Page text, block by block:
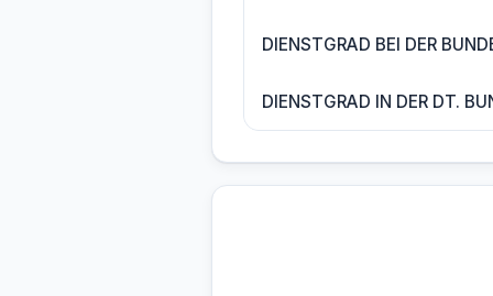
DIENSTGRAD BEI DER
DIENSTGRAD IN DER DT.